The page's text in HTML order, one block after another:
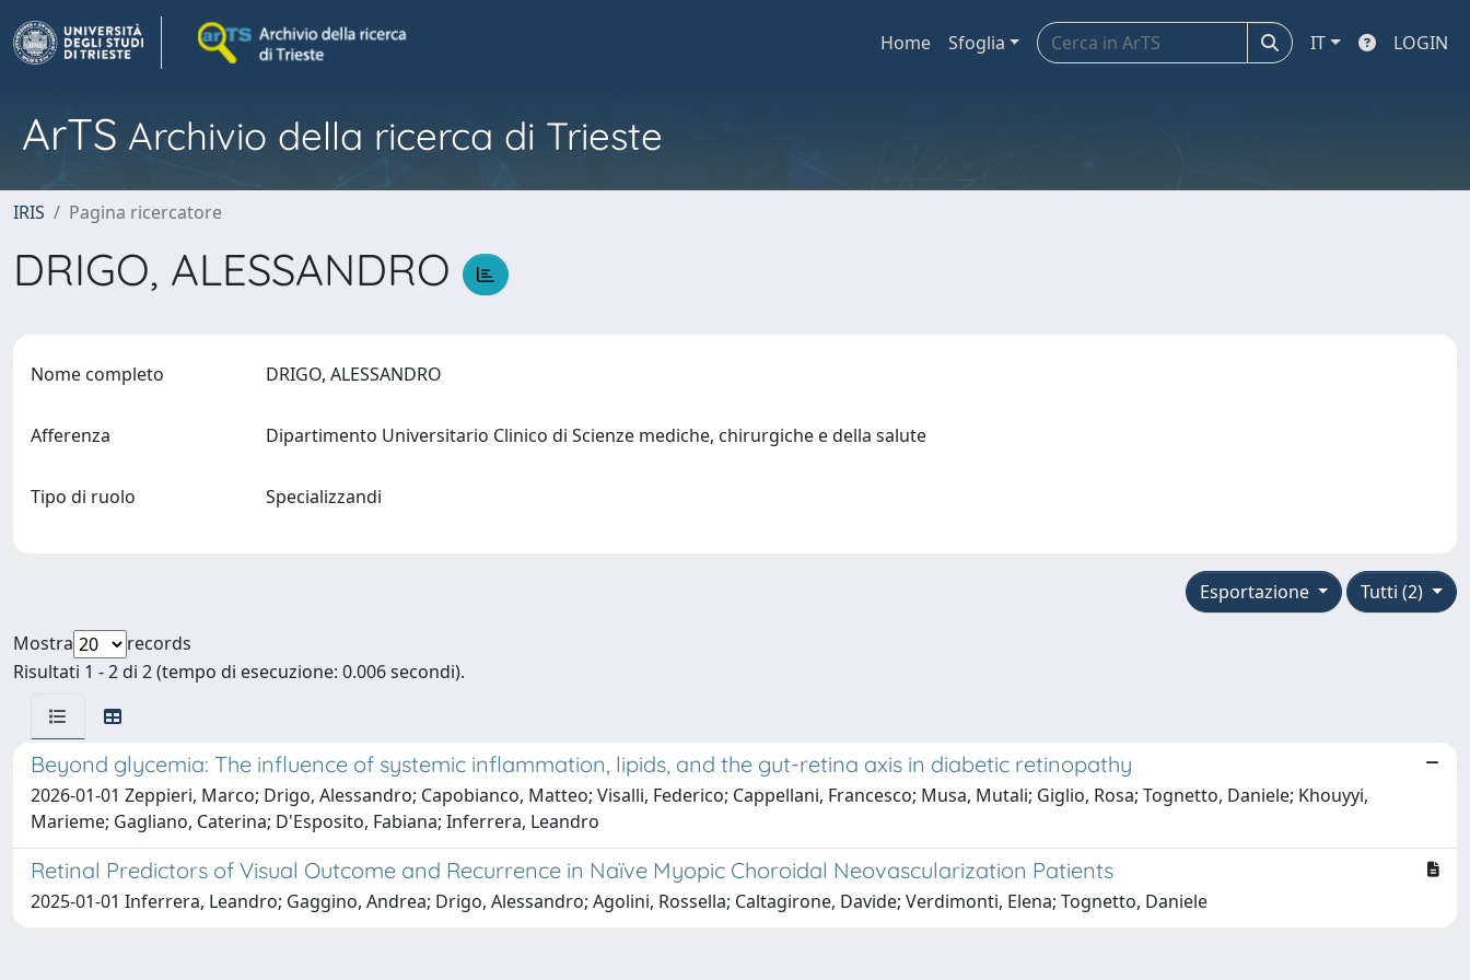
Home Sfoglia IT LOGIN
ArTS Archivio della ricerca di Trieste
IRIS Pagina ricercatore
DRIGO, ALESSANDRO
Nome completo DRIGO, ALESSANDRO
Afferenza Dipartimento Universitario Clinico di Scienze mediche, chirurgiche e della salute
Tipo di ruolo Specializzandi
Tutti (2)
Esportazione
Mostra
records
Risultati 1 - 2 di 2 (tempo di esecuzione: 0.006 secondi).
Beyond glycemia: The influence of systemic inflammation, lipids, and the gut-retina axis in diabetic retinopathy
2026-01-01 Zeppieri, Marco; Drigo, Alessandro; Capobianco, Matteo; Visalli, Federico; Cappellani, Francesco; Musa, Mutali; Giglio, Rosa; Tognetto, Daniele; Khouyyi,
Marieme; Gagliano, Caterina; D'Esposito, Fabiana; Inferrera, Leandro
Retinal Predictors of Visual Outcome and Recurrence in Naïve Myopic Choroidal Neovascularization Patients
2025-01-01 Inferrera, Leandro; Gaggino, Andrea; Drigo, Alessandro; Agolini, Rossella; Caltagirone, Davide; Verdimonti, Elena; Tognetto, Daniele